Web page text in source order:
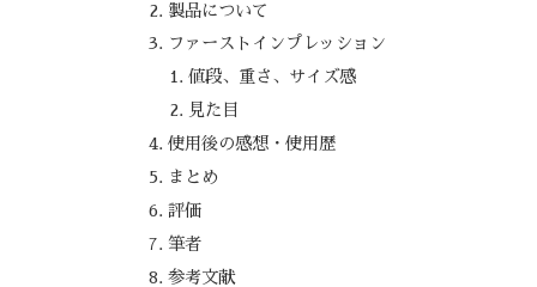
製品について
ファーストインプレッション
値段、重さ、サイズ感
見た目
使用後の感想・使用歴
まとめ
評価
筆者
参考文献